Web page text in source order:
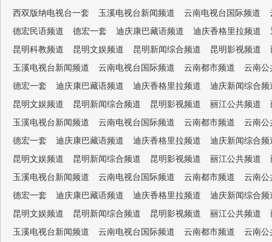
西双版纳电视台一套
玉溪电视台新闻频道 云南电视台国际频道
德宏民语频道
德宏一套 迪庆康巴藏语频道 迪庆香格里拉频道
昆明科教频道
昆明文娱频道 昆明新闻综合频道 昆明影视频道
玉溪电视台新闻频道
云南电视台国际频道 云南都市频道
云南公
德宏一套
迪庆康巴藏语频道 迪庆香格里拉频道
迪庆新闻综合频
昆明文娱频道
昆明新闻综合频道 昆明影视频道 丽江公共频道
玉溪电视台新闻频道
云南电视台国际频道 云南都市频道
云南公
德宏一套
迪庆康巴藏语频道 迪庆香格里拉频道
迪庆新闻综合频
昆明文娱频道
昆明新闻综合频道 昆明影视频道 丽江公共频道
玉溪电视台新闻频道
云南电视台国际频道 云南都市频道
云南公
德宏一套
迪庆康巴藏语频道 迪庆香格里拉频道
迪庆新闻综合频
昆明文娱频道
昆明新闻综合频道 昆明影视频道 丽江公共频道
玉溪电视台新闻频道
云南电视台国际频道 云南都市频道 云南公